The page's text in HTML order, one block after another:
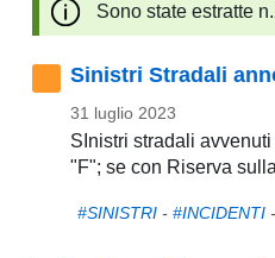
Archivio
Documenti
Linee
Sono state estratte
Sinistri Stradali
31 luglio 2023
SInistri stradali
"F"; se con Riserva
#SINISTRI -#INCIDENTI